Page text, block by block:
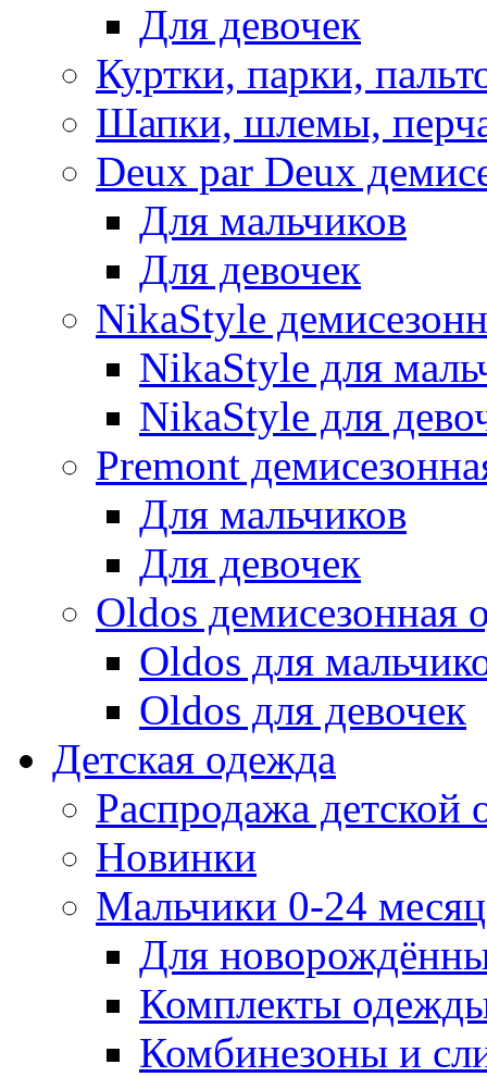
Для девочек
Куртки, парки,
Шапки, шлемы,
Deux par Deux
Для мальчиков
Для девочек
NikaStyle
NikaStyle для
NikaStyle для
Premont
Для мальчиков
Для девочек
Oldos демисезонная
Oldos для
Oldos для девочек
Детская одежда
Распродажа детской
Новинки
Мальчики 0-24
Для
Комплекты
Комбинезоны и